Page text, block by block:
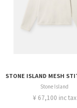
Stone Island
¥ 67,100 inc tax